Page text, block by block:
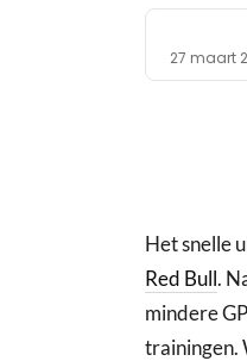
27 maart
Het snelle
Red Bull.
mindere
trainingen.